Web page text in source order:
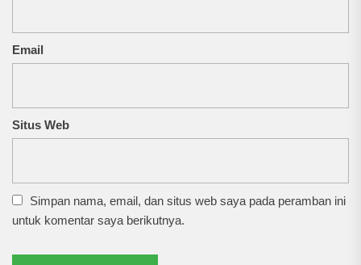
Email
Situs Web
Simpan nama, email, dan situs web saya pada peramban ini
untuk komentar saya berikutnya.